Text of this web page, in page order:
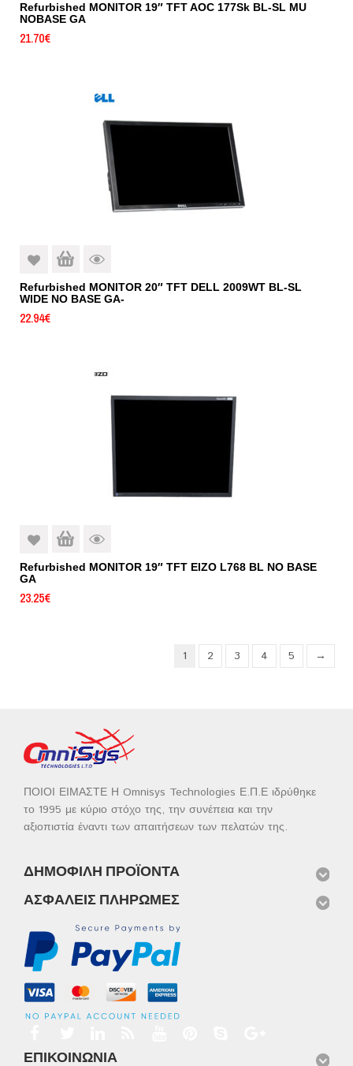
Refurbished MONITOR 19″ TFT AOC 177Sk BL-SL MU
NOBASE GA
21.70€
Refurbished MONITOR 20″ TFT DELL 2009WT BL-SL
WIDE NO BASE GA-
22.94€
Refurbished MONITOR 19″ TFT EIZO L768 BL NO BASE
GA
23.25€
1 2 3 4 5 →
ΠΟΙΟΙ ΕΙΜΑΣΤΕ Η Omnisys Technologies Ε.Π.Ε ιδρύθηκε
το 1995 με κύριο στόχο της, την συνέπεια και την
αξιοπιστία έναντι των απαιτήσεων των πελατών της.
ΔΗΜΟΦΙΛΉ ΠΡΟΪΌΝΤΑ
ΑΣΦΑΛΕΊΣ ΠΛΗΡΩΜΈΣ
ΕΠΙΚΟΙΝΩΝΊΑ